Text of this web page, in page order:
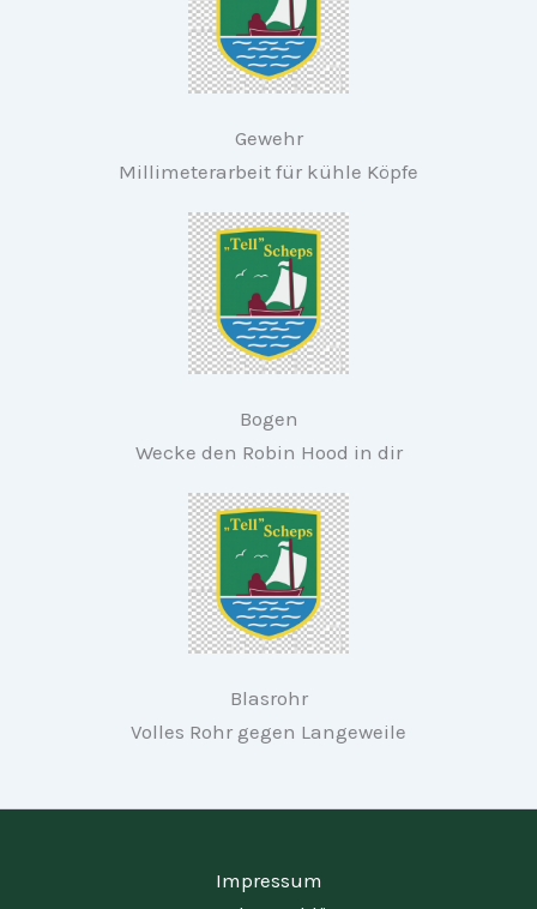
Gewehr
Millimeterarbeit für kühle Köpfe
Bogen
Wecke den Robin Hood in dir
Blasrohr
Volles Rohr gegen Langeweile
Impressum